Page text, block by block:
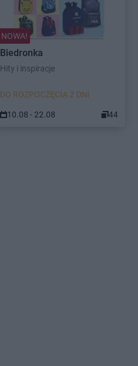
NOWA!
Biedronka
Hity i inspiracje
DO ROZPOCZĘCIA 2 DNI
10.08 - 22.08 44